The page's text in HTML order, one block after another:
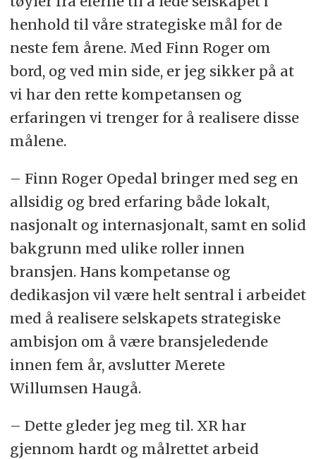
henhold til våre strategiske mål for de
neste fem årene. Med Finn Roger om
bord, og ved min side, er jeg sikker på at
vi har den rette kompetansen og
erfaringen vi trenger for å realisere disse
målene.
– Finn Roger Opedal bringer med seg en
allsidig og bred erfaring både lokalt,
nasjonalt og internasjonalt, samt en solid
bakgrunn med ulike roller innen
bransjen. Hans kompetanse og
dedikasjon vil være helt sentral i arbeidet
med å realisere selskapets strategiske
ambisjon om å være bransjeledende
innen fem år, avslutter Merete
Willumsen Haugå.
– Dette gleder jeg meg til. XR har
gjennom hardt og målrettet arbeid